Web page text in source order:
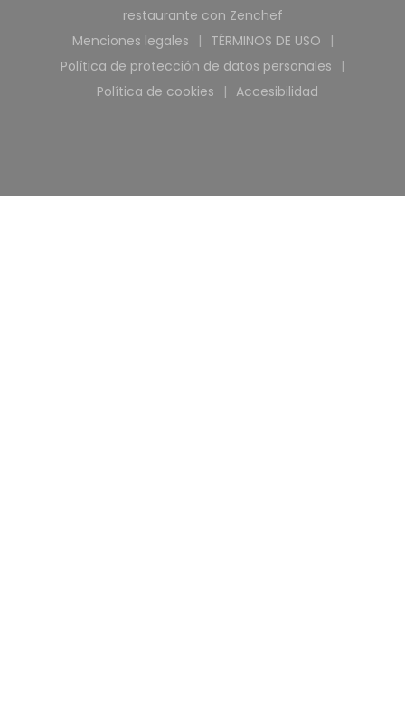
restaurante con Zenchef((abre en una
Menciones legales
((abre en una nueva ventana))
TÉRMINOS DE USO
((abre en una
Política de protección de datos personales
((abre en una nueva
Política de cookies
((abre en una nueva ventana))
Accesibilidad